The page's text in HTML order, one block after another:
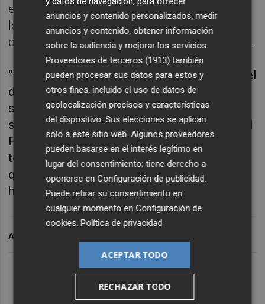
emocionada que deben estar orgullosas de
lo que han logrado. “Pocos equipos
debutantes han llegado hasta aquí”, subrayó.
“Lo hemos dado todo pero no hemos tenido el
día. Ha sido difícil porque teníamos la
sensación y la esperanza de que podíamos
sacarlo y nos quedamos a un paso de la Final
Four. Habríamos firmado al principio de la
temporada estar así hoy pero cuando te
quedas a un paso te da mucha rabia. No
hemos estado tan lejos”, lamentó.
ARCHIVADO EN
anuncios y contenido personalizados, medir
anuncios y contenido, obtener información
sobre la audiencia y mejorar los servicios.
Proveedores de terceros (1913) también
pueden procesar sus datos para estos y
otros fines, incluido el uso de datos de
geolocalización precisos y características
del dispositivo. Sus elecciones se aplican
solo a este sitio web. Algunos proveedores
pueden basarse en el interés legítimo en
lugar del consentimiento; tiene derecho a
oponerse enConfiguración de publicidad.
Puede retirar su consentimiento en
cualquier momento enConfiguración de
cookies.Política de privacidad
ACEPTAR TODO
RECHAZAR TODO